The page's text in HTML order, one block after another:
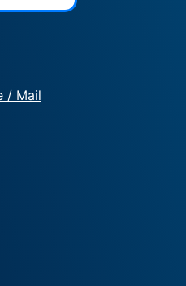
/ Mail